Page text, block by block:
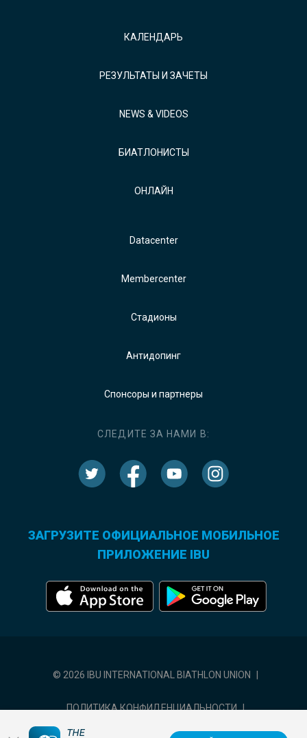
КАЛЕНДАРЬ
РЕЗУЛЬТАТЫ И ЗАЧЕТЫ
NEWS & VIDEOS
БИАТЛОНИСТЫ
ОНЛАЙН
Datacenter
Membercenter
Стадионы
Антидопинг
Спонсоры и партнеры
СЛЕДИТЕ ЗА НАМИ В:
ЗАГРУЗИТЕ ОФИЦИАЛЬНОЕ МОБИЛЬНОЕ
ПРИЛОЖЕНИЕ IBU
© 2026 IBU INTERNATIONAL BIATHLON UNION
ПОЛИТИКА КОНФИДЕНЦИАЛЬНОСТИ |